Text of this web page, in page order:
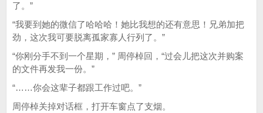
了。”
“我要到她的微信了哈哈哈！她比我想的还有意思！兄弟加把
劲，这次我可要脱离孤家寡人行列了。”
“你刚分手不到一个星期，” 周停棹回，“过会儿把这次并购案
的文件再发我一份。”
“……你会这辈子都跟工作过吧。”
周停棹关掉对话框，打开车窗点了支烟。